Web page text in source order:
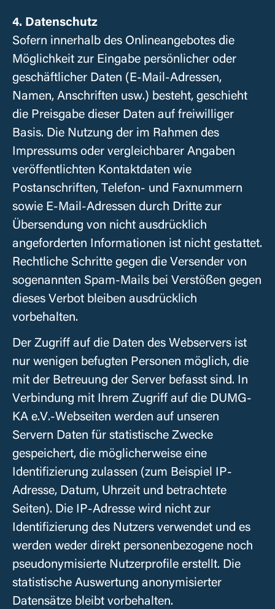
4. Datenschutz
Sofern innerhalb des Onlineangebotes die
Möglichkeit zur Eingabe persönlicher oder
geschäftlicher Daten (E-Mail-Adressen,
Namen, Anschriften usw.) besteht, geschieht
die Preisgabe dieser Daten auf freiwilliger
Basis. Die Nutzung der im Rahmen des
Impressums oder vergleichbarer Angaben
veröffentlichten Kontaktdaten wie
Postanschriften, Telefon- und Faxnummern
sowie E-Mail-Adressen durch Dritte zur
Übersendung von nicht ausdrücklich
angeforderten Informationen ist nicht gestattet.
Rechtliche Schritte gegen die Versender von
sogenannten Spam-Mails bei Verstößen gegen
dieses Verbot bleiben ausdrücklich
vorbehalten.
Der Zugriff auf die Daten des Webservers ist
nur wenigen befugten Personen möglich, die
mit der Betreuung der Server befasst sind. In
Verbindung mit Ihrem Zugriff auf die DUMG-
KA e.V.-Webseiten werden auf unseren
Servern Daten für statistische Zwecke
gespeichert, die möglicherweise eine
Identifizierung zulassen (zum Beispiel IP-
Adresse, Datum, Uhrzeit und betrachtete
Seiten). Die IP-Adresse wird nicht zur
Identifizierung des Nutzers verwendet und es
werden weder direkt personenbezogene noch
pseudonymisierte Nutzerprofile erstellt. Die
statistische Auswertung anonymisierter
Datensätze bleibt vorbehalten.